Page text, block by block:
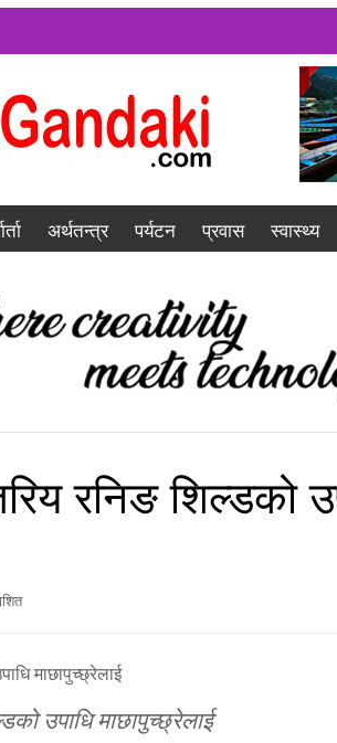
अर्थतन्त्र पर्यटन प्रवास स्वास्थ्य
रनिङ शिल्डको
उपाधि माछापुच्छ्रेलाई